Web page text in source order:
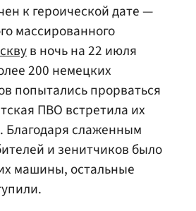
к героической дате —
массированного
в ночь на 22 июля
200 немецких
попытались прорваться
ПВО встретила их
слаженным
и зенитчиков было
машины, остальные